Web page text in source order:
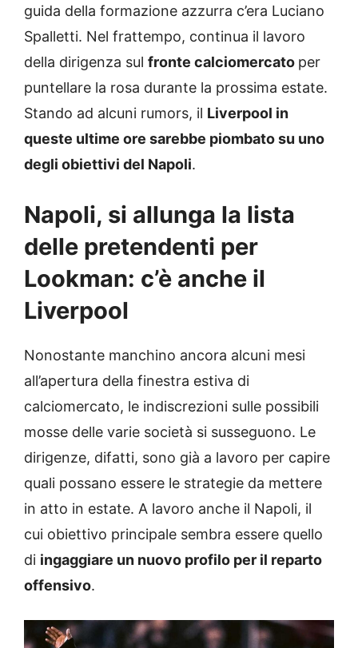
guida della formazione azzurra c’era Luciano
Spalletti. Nel frattempo, continua il lavoro
della dirigenza sul fronte calciomercato per
puntellare la rosa durante la prossima estate.
Stando ad alcuni rumors, il Liverpool in
queste ultime ore sarebbe piombato su uno
degli obiettivi del Napoli.
Napoli, si allunga la lista
delle pretendenti per
Lookman: c’è anche il
Liverpool
Nonostante manchino ancora alcuni mesi
all’apertura della finestra estiva di
calciomercato, le indiscrezioni sulle possibili
mosse delle varie società si susseguono. Le
dirigenze, difatti, sono già a lavoro per capire
quali possano essere le strategie da mettere
in atto in estate. A lavoro anche il Napoli, il
cui obiettivo principale sembra essere quello
di ingaggiare un nuovo profilo per il reparto
offensivo.